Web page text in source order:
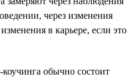
через изменения
в карьере, если это
обычно состоит